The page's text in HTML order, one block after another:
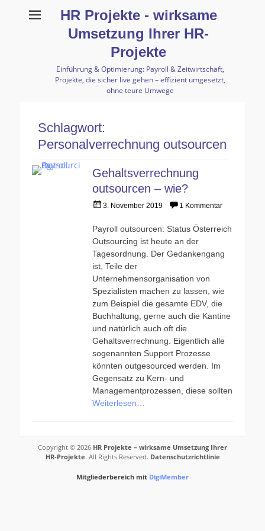
HR Projekte - wirksame
Umsetzung Ihrer HR-
Projekte
Einführung & Optimierung: Payroll & Zeitwirtschaft,
Projekte, die sicher live gehen – effizient umgesetzt,
ohne teure Umwege
Schlagwort:
Personalverrechnung outsourcen
Gehaltsverrechnung
outsourcen – wie?
Gepostet
3. November 2019 1 Kommentar
Payroll outsourcen: Status Österreich
Outsourcing ist heute an der
Tagesordnung. Der Gedankengang
ist, Teile der
Unternehmensorganisation von
Spezialisten machen zu lassen, wie
zum Beispiel die gesamte EDV, die
Buchhaltung, gerne auch die Kantine
und natürlich auch oft die
Gehaltsverrechnung. Eigentlich alle
sogenannten Support Prozesse
könnten outgesourced werden. Im
Gegensatz zu Kern- und
Managementprozessen, diese sollten
Weiterlesen…
Copyright © 2026 HR Projekte – wirksame Umsetzung Ihrer
HR-Projekte. All Rights Reserved. Datenschutzrichtlinie
Mitgliederbereich mit DigiMember